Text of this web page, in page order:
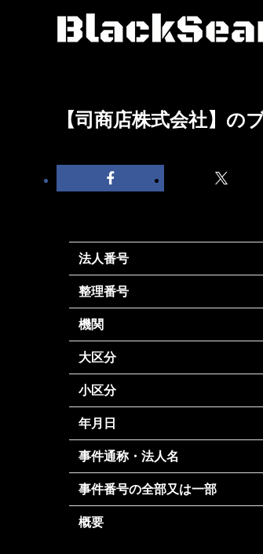
【司商店株式会社】の
法人番号
整理番号
機関
大区分
小区分
年月日
事件通称・法人名
事件番号の全部又は一部
概要